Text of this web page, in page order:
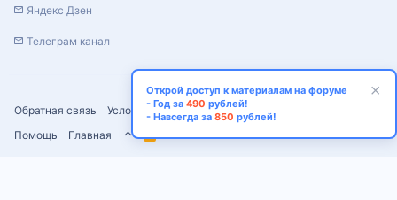
Обратная связь Условия и правила
Политика конфиденциальности
Помощь
Главная
Яндекс Дзен
Телеграм канал
Открой доступ к материалам на форуме
- Год за 490 рублей!
- Навсегда за 850 рублей!